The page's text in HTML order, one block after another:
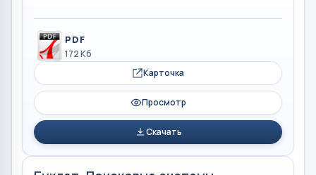
PDF
172 Кб
Карточка
Просмотр
Скачать